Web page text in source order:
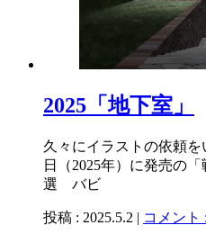
2025「地下室」
久々にイラストの依頼
日（2025年）に発売の
選 バビ
投稿 : 2025.5.2 | コメント